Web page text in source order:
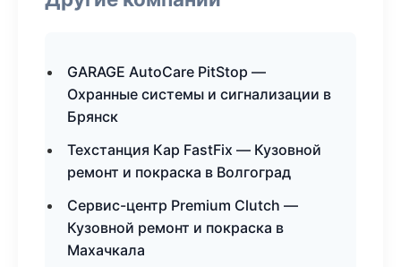
GARAGE AutoCare PitStop —
Охранные системы и сигнализации в
Брянск
Техстанция Кар FastFix — Кузовной
ремонт и покраска в Волгоград
Сервис-центр Premium Clutch —
Кузовной ремонт и покраска в
Махачкала